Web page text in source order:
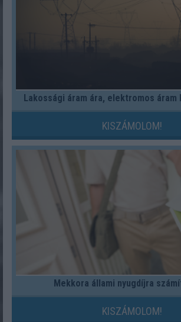
Lakossági áram ára, elektromos áram
KISZÁMOLOM!
Mekkora állami nyugdíjra
KISZÁMOLOM!